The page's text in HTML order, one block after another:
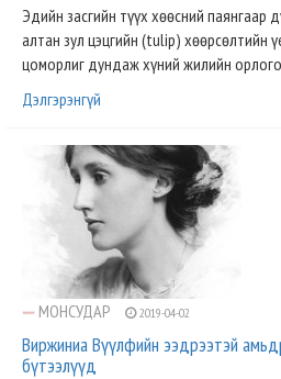
Эдийн засгийн түүх хөөсний паянгаар
алтан зул цэцгийн (tulip) хөөрсөлтийн
цоморлиг дундаж хүний жилийн
Дэлгэрэнгүй
МОНСУДАР 2019-04-02
Виржиниа Вүүлфийн ээдрээтэй
бүтээлүүд